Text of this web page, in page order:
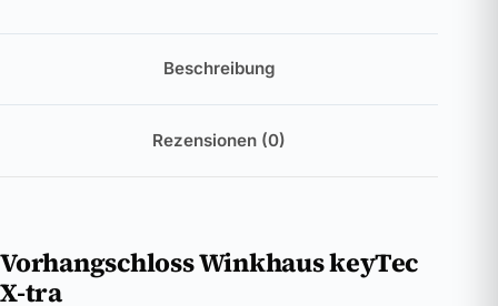
Beschreibung
Rezensionen (0)
Vorhangschloss Winkhaus keyTec
X-tra